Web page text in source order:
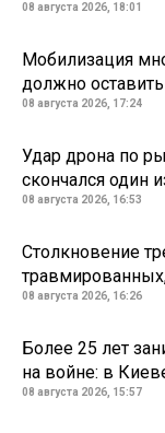
08 августа 2026, 18:01
Мобилизация
должно оставить
08 августа 2026, 17:24
Удар дрона по
скончался один
08 августа 2026, 16:53
Столкновение
08 августа 2026, 16:26
Более 25 лет
на войне: в
08 августа 2026, 15:57